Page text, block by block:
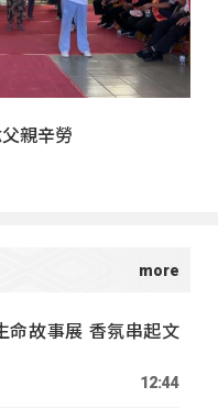
親辛勞
命故事展 香氛串起文
12:44